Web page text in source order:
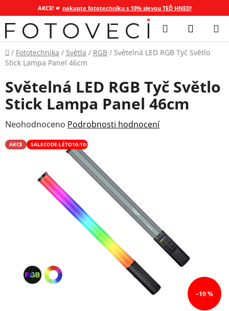
AKCE! 🫵 nakupte fototechniku s 10% slevou TEĎ HNED!
Přejít
na
obsah
Hledat
KOŠÍK
Domů
/ Fototechnika / Světla / RGB / Světelná LED RGB Tyč Světlo
Stick Lampa Panel 46cm
Světelná LED RGB Tyč Světlo
Stick Lampa Panel 46cm
Průměrné
hodnocení
produktu
Neohodnoceno Podrobnosti hodnocení
AKCE SALECODE:LÉTO10:10:%
–10 %